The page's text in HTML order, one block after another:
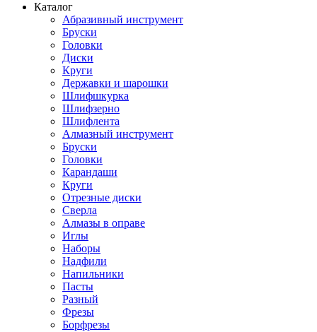
Каталог
Абразивный инструмент
Бруски
Головки
Диски
Круги
Державки и шарошки
Шлифшкурка
Шлифзерно
Шлифлента
Алмазный инструмент
Бруски
Головки
Карандаши
Круги
Отрезные диски
Сверла
Алмазы в оправе
Иглы
Наборы
Надфили
Напильники
Пасты
Разный
Фрезы
Борфрезы